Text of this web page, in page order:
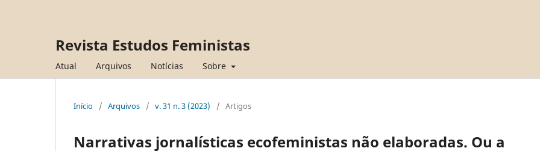
Revista Estudos Feministas
Atual Arquivos Notícias Sobre
Início / Arquivos / v. 31 n. 3 (2023) / Artigos
Narrativas jornalísticas ecofeministas não elaboradas. Ou a